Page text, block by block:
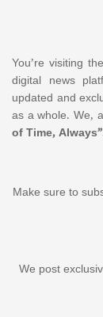
You’re visiting
digital news
updated and
as a whole. We,
of Time, Always”
Make sure to
We post